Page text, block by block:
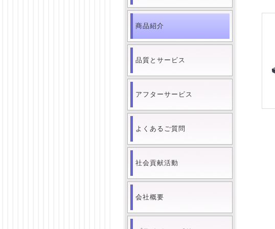
商品紹介
品質とサービス
アフターサービス
よくあるご質問
社会貢献活動
会社概要